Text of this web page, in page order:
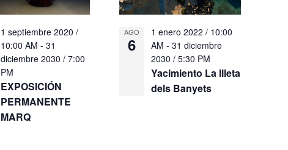
EXPOSICIÓN
PERMANENTE
MARQ
1 septiembre 2020 /
10:00 AM - 31
diciembre 2030 / 7:00
PM
AGO
6
Yacimiento La Illeta
dels Banyets
1 enero 2022 / 10:00
AM -31 diciembre
2030 / 5:30 PM